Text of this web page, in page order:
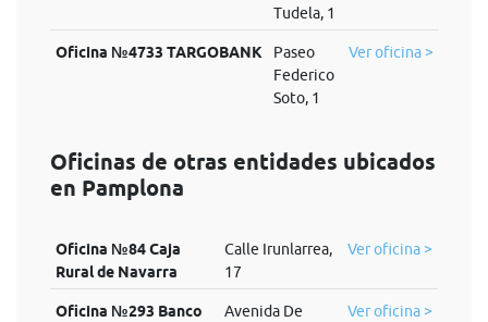
Tudela, 1
Oficina №4733 TARGOBANK
Paseo
Federico
Soto, 1
Ver oficina >
Oficinas de otras entidades ubicados
en Pamplona
Oficina №84 Caja
Rural de Navarra
Calle Irunlarrea,
17
Ver oficina >
Oficina №293 Banco
Avenida De
Ver oficina >